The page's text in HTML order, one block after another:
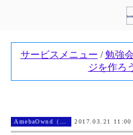
2017.03.21 11:00